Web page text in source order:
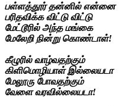
பள்ளத்தூர் தன்னில் என்னை
பரிதவிக்க விட்டு விட்டு
மேட்டூரில் அந்த மங்கை
மேலேறி நின்று கொண்டாள்!
கீழுரில் வாழ்வதற்கும்
கிளிமொழியாள் இல்லையடா
மேலூரு போவதற்கும்
வேளை வரவில்லையடா!